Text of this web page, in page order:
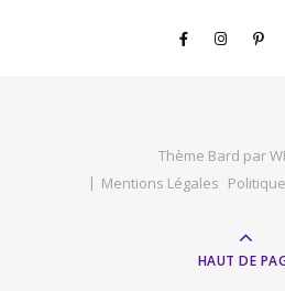
Thème Bard par
Mentions Légales
HAUT DE